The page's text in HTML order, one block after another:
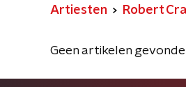
Artiesten Robert
Geen artikelen